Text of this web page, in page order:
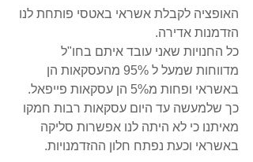
האופציה לקבלת אשראי באטסי פותחת לנו
הזדמנות אדירה.
כל החנויות שאני עובד איתם בחו"ל
מדווחות שמעל ל 95% מהעסקאות הן
באשראי ופחות מ5% הן עסקאות פייפאל.
כך שלמעשה עד היום עסקאות רבות חמקו
מאיתנו כי לא היתה לנו אפשרות סליקה
באשראי וכעת נפתח חלון ההזדמנויות.